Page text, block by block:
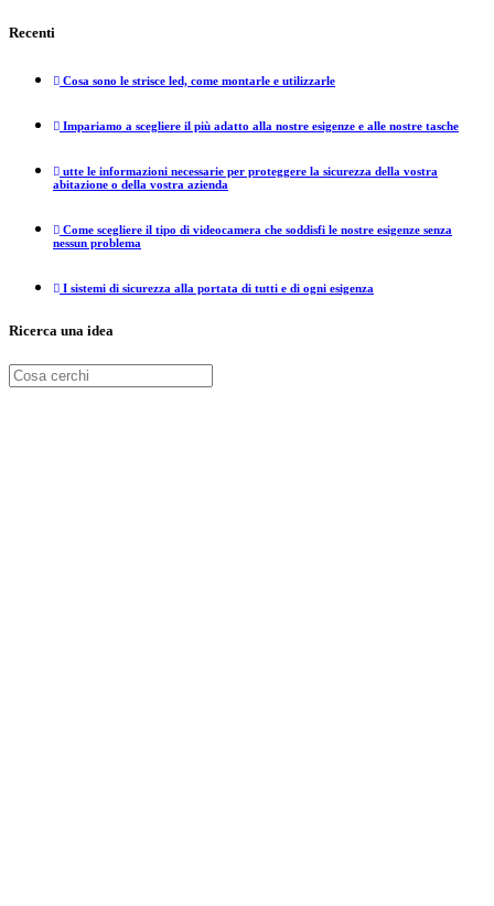
Recenti
Cosa sono le strisce led, come montarle e utilizzarle
Impariamo a scegliere il più adatto alla nostre esigenze e alle nostre tasche
utte le informazioni necessarie per proteggere la sicurezza della vostra
abitazione o della vostra azienda
Come scegliere il tipo di videocamera che soddisfi le nostre esigenze senza
nessun problema
I sistemi di sicurezza alla portata di tutti e di ogni esigenza
Ricerca una idea